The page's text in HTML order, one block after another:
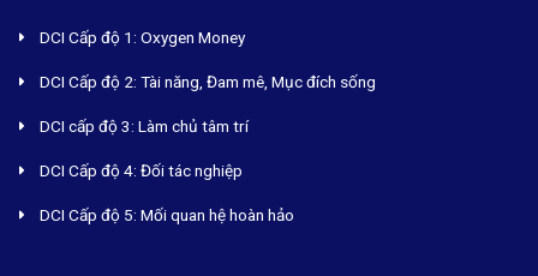
DCI Cấp độ 1: Oxygen Money
DCI Cấp độ 2: Tài năng, Đam mê, Mục đích sống
DCI cấp độ 3: Làm chủ tâm trí
DCI Cấp độ 4: Đối tác nghiệp
DCI Cấp độ 5: Mối quan hệ hoàn hảo